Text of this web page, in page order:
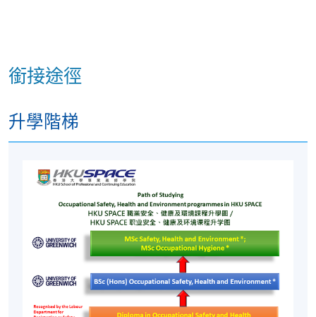
根據《非本地高等及專業教育（規管）條例》，本課
程屬獲豁免課程。個別僱主可酌情決定是否承認本課
程可令學員獲取的任何資格。
銜接途徑
升學階梯